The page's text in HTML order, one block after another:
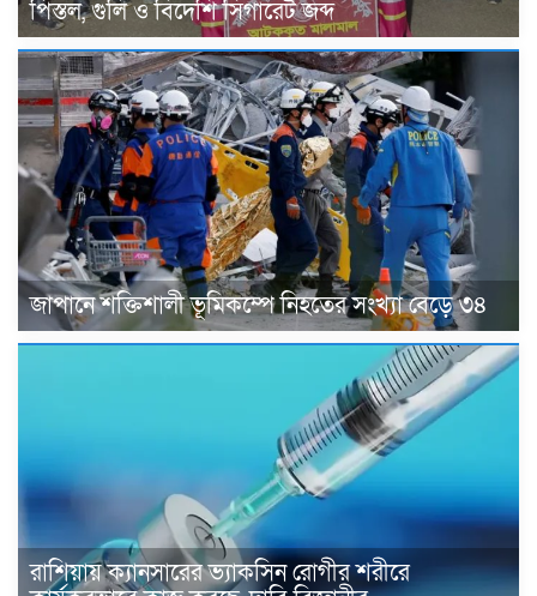
পিস্তল, গুলি ও বিদেশি সিগারেট জব্দ
জাপানে শক্তিশালী ভূমিকম্পে নিহতের সংখ্যা বেড়ে ৩৪
রাশিয়ায় ক্যানসারের ভ্যাকসিন রোগীর শরীরে